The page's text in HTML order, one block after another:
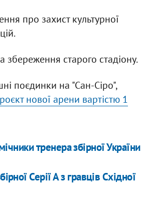
про захист культурної
старого стадіону.
поєдинки на "Сан-Сіро",
нової арени вартістю 1
тренера збірної України
Серії А з гравців Східної